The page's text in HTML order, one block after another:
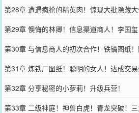
第28章 遭遇疯抢的精英肉！惊现大批隐藏大
第29章 懊悔的林卿！信息渠道商人！李国玺
第30章 与信息商人的初次合作！铁镐图纸！
第31章 炼铁厂图纸！聪明的女人！达成交易
第32章 分享秘密的小萝莉！升级兵营！
第33章 二级神庭！神兽白虎！青龙突破！三